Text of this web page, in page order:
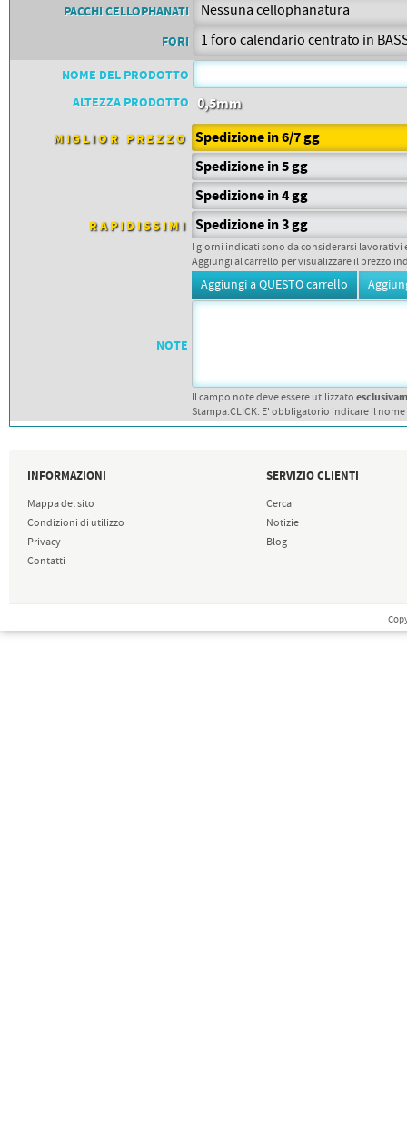
DORSALI TARGHE
PETTORALI NUMERI DA
NUMERI DA GARA MTB
PACCHI CELLOPHANATI
FORI
NOME DEL PRODOTTO
ALTEZZA PRODOTTO 0,5mm
MIGLIOR PREZZO Spedizione in 6/7 gg
Spedizione in 5 gg
Spedizione in 4 gg
RAPIDISSIMI Spedizione in 3 gg
I giorni indicati sono da considerarsi
Aggiungi al carrello per visualizzare il prezzo
NOTE
Il campo note deve essere utilizzato
Stampa.CLICK. E' obbligatorio indicare il
INFORMAZIONI
Mappa del sito
Condizioni di utilizzo
Privacy
Contatti
SERVIZIO CLIENTI
Cerca
Notizie
Blog